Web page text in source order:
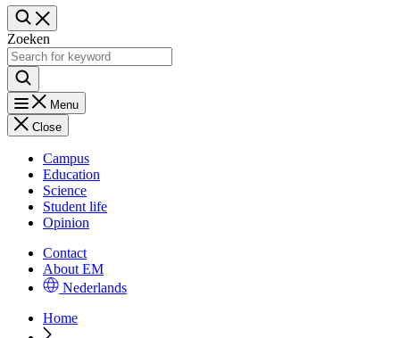
Zoeken
Menu
Close
Campus
Education
Science
Student life
Opinion
Contact
About EM
Nederlands
Home